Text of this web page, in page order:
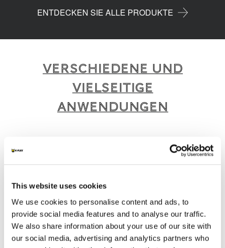
This website uses cookies
We use cookies to personalise content and ads, to
provide social media features and to analyse our traffic.
We also share information about your use of our site with
our social media, advertising and analytics partners who
ENTDECKEN SIE ALLE PRODUKTE
VERSCHIEDENE UND
VIELSEITIGE
ANWENDUNGEN
K-FLEX bietet eine breite Palette intelligenter
und nachhaltiger Produkte und Dienstleistungen,
Branchen geeignet sind.
/4